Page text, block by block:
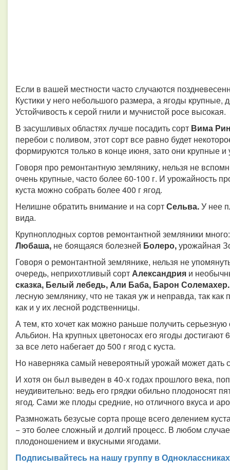
Если в вашей местности часто случаются
Кустики у него небольшого размера, а ягоды крупные,
Устойчивость к серой гнили и мучнистой росе высокая.
В засушливых областях лучше посадить сорт Вима
перебои с поливом, этот сорт все равно будет
формируются только в конце июня, зато они крупные
Говоря про ремонтантную землянику, нельзя не
очень крупные, часто более 60-100 г. И урожайность
куста можно собрать более 400 г ягод.
Нелишне обратить внимание и на сортСельва.У нее
вида.
Крупноплодных сортов ремонтантной земляники
Любаша, не боящаяся болезней Болеро,урожайная
Говоря о ремонтантной землянике, нельзя не
очередь, неприхотливый сортАлександрия и
сказка, Белый лебедь, Али Баба, Барон
лесную землянику, что не такая уж и неправда, так
как и у их лесной родственницы.
А тем, кто хочет как можно раньше получить серьезную
Альбион. На крупных цветоносах его ягоды достигают
за все лето набегает до 500 г ягод с куста.
Но наверняка самый невероятный урожай может дать
И хотя он был выведен в 40-х годах прошлого века,
неудивительно: ведь его грядки обильно плодоносят
ягод. Сами же плоды средние, но отличного вкуса и
Размножать безусые сорта проще всего делением
− это более сложный и долгий процесс. В любом
плодоношением и вкусными ягодами.
Подписывайтесь на нашу группу в Одноклассниках